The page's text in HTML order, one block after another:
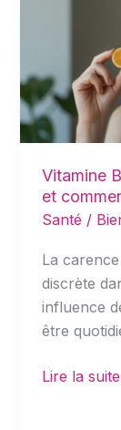
Vitamine
et
Santé /
La
discrète
influence
être
quand
et
comment
ressentir
vraiment
?
Lire la